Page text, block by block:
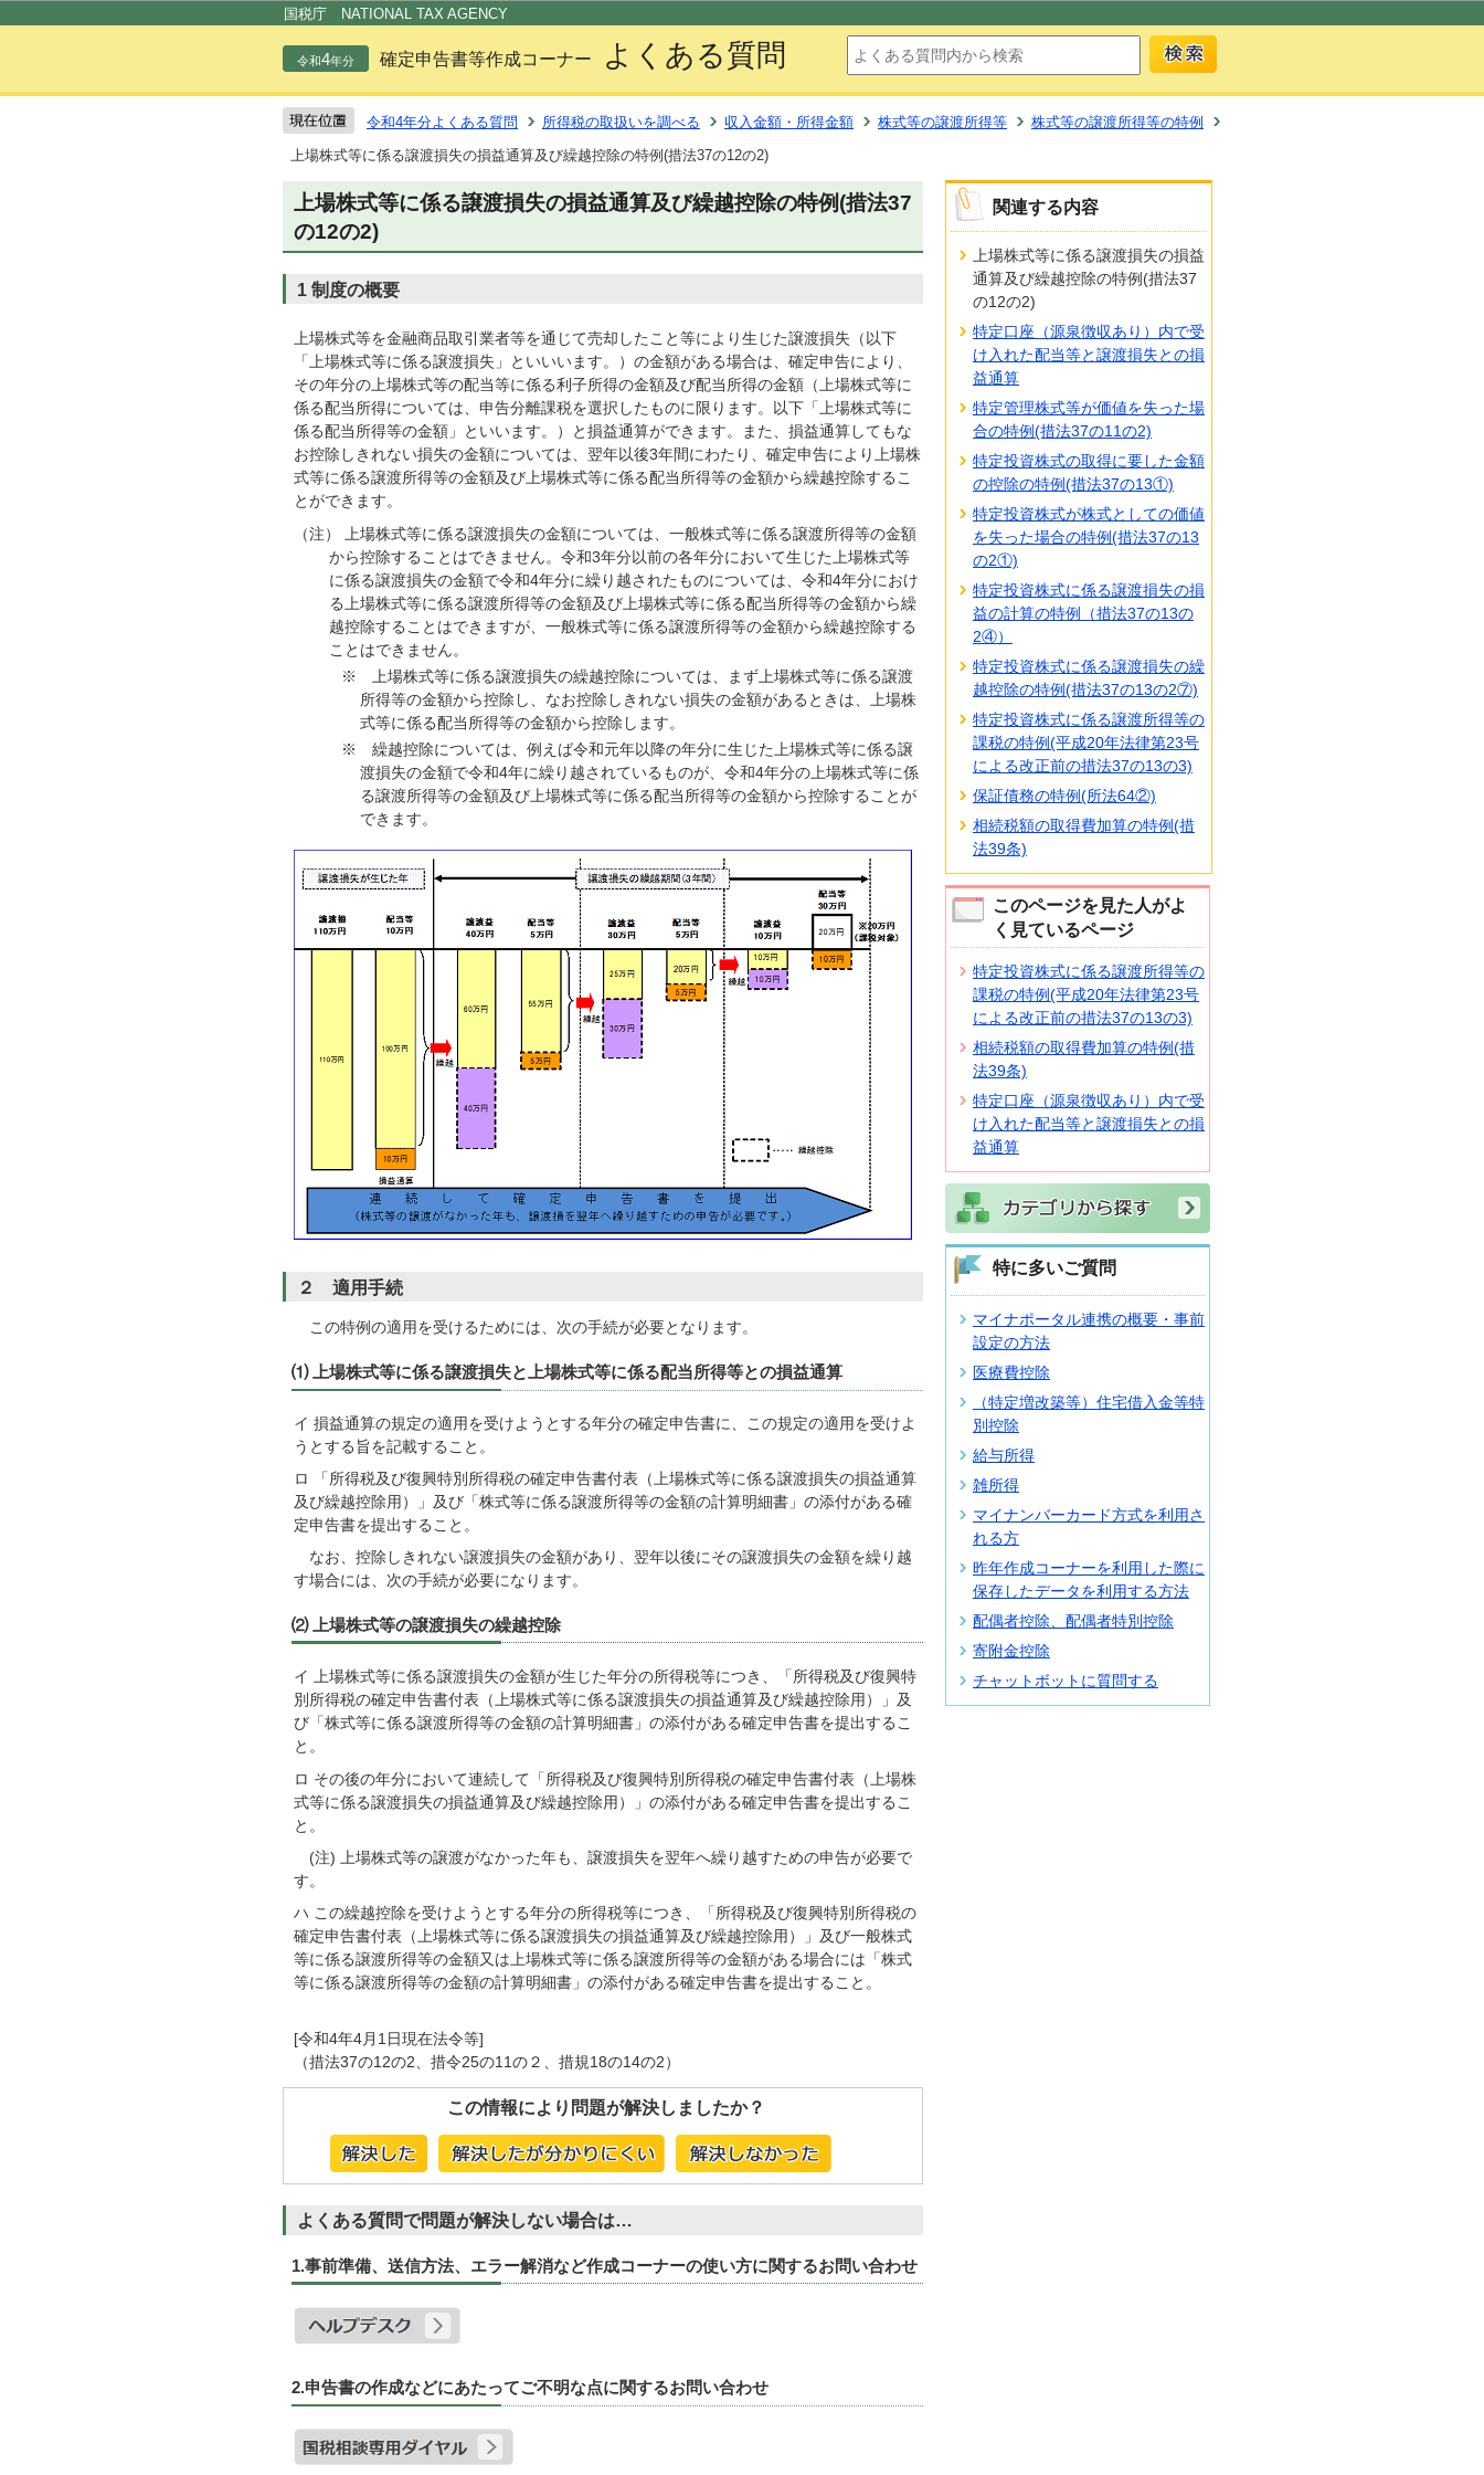
国税庁 NATIONAL TAX AGENCY
令和4年分 確定申告書等作成コーナー よくある質問
令和4年分よくある質問 所得税の取扱いを調べる 収入金額・所得金額 株式等の譲渡所得等
株式等の譲渡所得等の特例
上場株式等に係る譲渡損失の損益通算及び繰越控除の特例(措法37の12の2)
上場株式等に係る譲渡損失の損益通算及び繰越控除の特例(措法37
の12の2)
1 制度の概要
上場株式等を金融商品取引業者等を通じて売却したこと等により生じた譲渡損失（以下
「上場株式等に係る譲渡損失」といいいます。）の金額がある場合は、確定申告により、
その年分の上場株式等の配当等に係る利子所得の金額及び配当所得の金額（上場株式等に
係る配当所得については、申告分離課税を選択したものに限ります。以下「上場株式等に
係る配当所得等の金額」といいます。）と損益通算ができます。また、損益通算してもな
お控除しきれない損失の金額については、翌年以後3年間にわたり、確定申告により上場株
式等に係る譲渡所得等の金額及び上場株式等に係る配当所得等の金額から繰越控除するこ
とができます。
（注） 上場株式等に係る譲渡損失の金額については、一般株式等に係る譲渡所得等の金額
から控除することはできません。令和3年分以前の各年分において生じた上場株式等
に係る譲渡損失の金額で令和4年分に繰り越されたものについては、令和4年分におけ
る上場株式等に係る譲渡所得等の金額及び上場株式等に係る配当所得等の金額から繰
越控除することはできますが、一般株式等に係る譲渡所得等の金額から繰越控除する
ことはできません。
※ 上場株式等に係る譲渡損失の繰越控除については、まず上場株式等に係る譲渡
所得等の金額から控除し、なお控除しきれない損失の金額があるときは、上場株
式等に係る配当所得等の金額から控除します。
※ 繰越控除については、例えば令和元年以降の年分に生じた上場株式等に係る譲
渡損失の金額で令和4年に繰り越されているものが、令和4年分の上場株式等に係
る譲渡所得等の金額及び上場株式等に係る配当所得等の金額から控除することが
できます。
２ 適用手続
この特例の適用を受けるためには、次の手続が必要となります。
⑴ 上場株式等に係る譲渡損失と上場株式等に係る配当所得等との損益通算
イ 損益通算の規定の適用を受けようとする年分の確定申告書に、この規定の適用を受けよ
うとする旨を記載すること。
ロ 「所得税及び復興特別所得税の確定申告書付表（上場株式等に係る譲渡損失の損益通算
及び繰越控除用）」及び「株式等に係る譲渡所得等の金額の計算明細書」の添付がある確
定申告書を提出すること。
なお、控除しきれない譲渡損失の金額があり、翌年以後にその譲渡損失の金額を繰り越
す場合には、次の手続が必要になります。
⑵ 上場株式等の譲渡損失の繰越控除
イ 上場株式等に係る譲渡損失の金額が生じた年分の所得税等につき、「所得税及び復興特
別所得税の確定申告書付表（上場株式等に係る譲渡損失の損益通算及び繰越控除用）」及
び「株式等に係る譲渡所得等の金額の計算明細書」の添付がある確定申告書を提出するこ
と。
ロ その後の年分において連続して「所得税及び復興特別所得税の確定申告書付表（上場株
式等に係る譲渡損失の損益通算及び繰越控除用）」の添付がある確定申告書を提出するこ
と。
(注) 上場株式等の譲渡がなかった年も、譲渡損失を翌年へ繰り越すための申告が必要で
す。
ハ この繰越控除を受けようとする年分の所得税等につき、「所得税及び復興特別所得税の
確定申告書付表（上場株式等に係る譲渡損失の損益通算及び繰越控除用）」及び一般株式
等に係る譲渡所得等の金額又は上場株式等に係る譲渡所得等の金額がある場合には「株式
等に係る譲渡所得等の金額の計算明細書」の添付がある確定申告書を提出すること。
[令和4年4月1日現在法令等]
（措法37の12の2、措令25の11の２、措規18の14の2）
この情報により問題が解決しましたか？
よくある質問で問題が解決しない場合は…
1.事前準備、送信方法、エラー解消など作成コーナーの使い方に関するお問い合わせ
2.申告書の作成などにあたってご不明な点に関するお問い合わせ
関連する内容
上場株式等に係る譲渡損失の損益
通算及び繰越控除の特例(措法37
の12の2)
特定口座（源泉徴収あり）内で受
け入れた配当等と譲渡損失との損
益通算
特定管理株式等が価値を失った場
合の特例(措法37の11の2)
特定投資株式の取得に要した金額
の控除の特例(措法37の13①)
特定投資株式が株式としての価値
を失った場合の特例(措法37の13
の2①)
特定投資株式に係る譲渡損失の損
益の計算の特例（措法37の13の
2④）
特定投資株式に係る譲渡損失の繰
越控除の特例(措法37の13の2⑦)
特定投資株式に係る譲渡所得等の
課税の特例(平成20年法律第23号
による改正前の措法37の13の3)
保証債務の特例(所法64②)
相続税額の取得費加算の特例(措
法39条)
このページを見た人がよ
く見ているページ
特定投資株式に係る譲渡所得等の
課税の特例(平成20年法律第23号
による改正前の措法37の13の3)
相続税額の取得費加算の特例(措
法39条)
特定口座（源泉徴収あり）内で受
け入れた配当等と譲渡損失との損
益通算
特に多いご質問
マイナポータル連携の概要・事前
設定の方法
医療費控除
（特定増改築等）住宅借入金等特
別控除
給与所得
雑所得
マイナンバーカード方式を利用さ
れる方
昨年作成コーナーを利用した際に
保存したデータを利用する方法
配偶者控除、配偶者特別控除
寄附金控除
チャットボットに質問する